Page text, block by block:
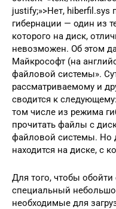
justify;»>Нет, hiberfil.sys
гибернации — один из
которого на диск,
невозможен. Об этом
Майкрософт (на
файловой системы».
рассматриваемому и
сводится к
том числе из режима
прочитать файлы с
файловой системы. Но
находится на диске, с
Для того, чтобы обойти
специальный
необходимые для